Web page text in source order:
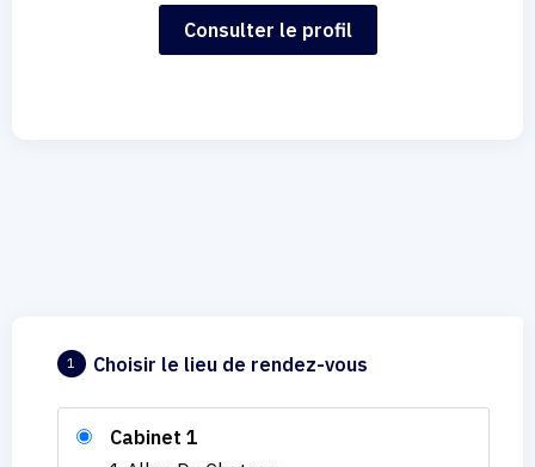
Consulter le profil
1 Choisir le lieu de rendez-vous
Cabinet 1